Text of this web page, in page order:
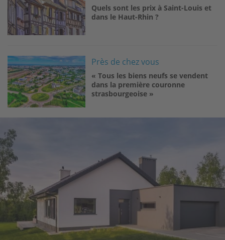
Quels sont les prix à Saint-Louis et
dans le Haut-Rhin ?
Image Près de chez vous
« Tous les biens neufs se vendent
dans la première couronne
strasbourgeoise »